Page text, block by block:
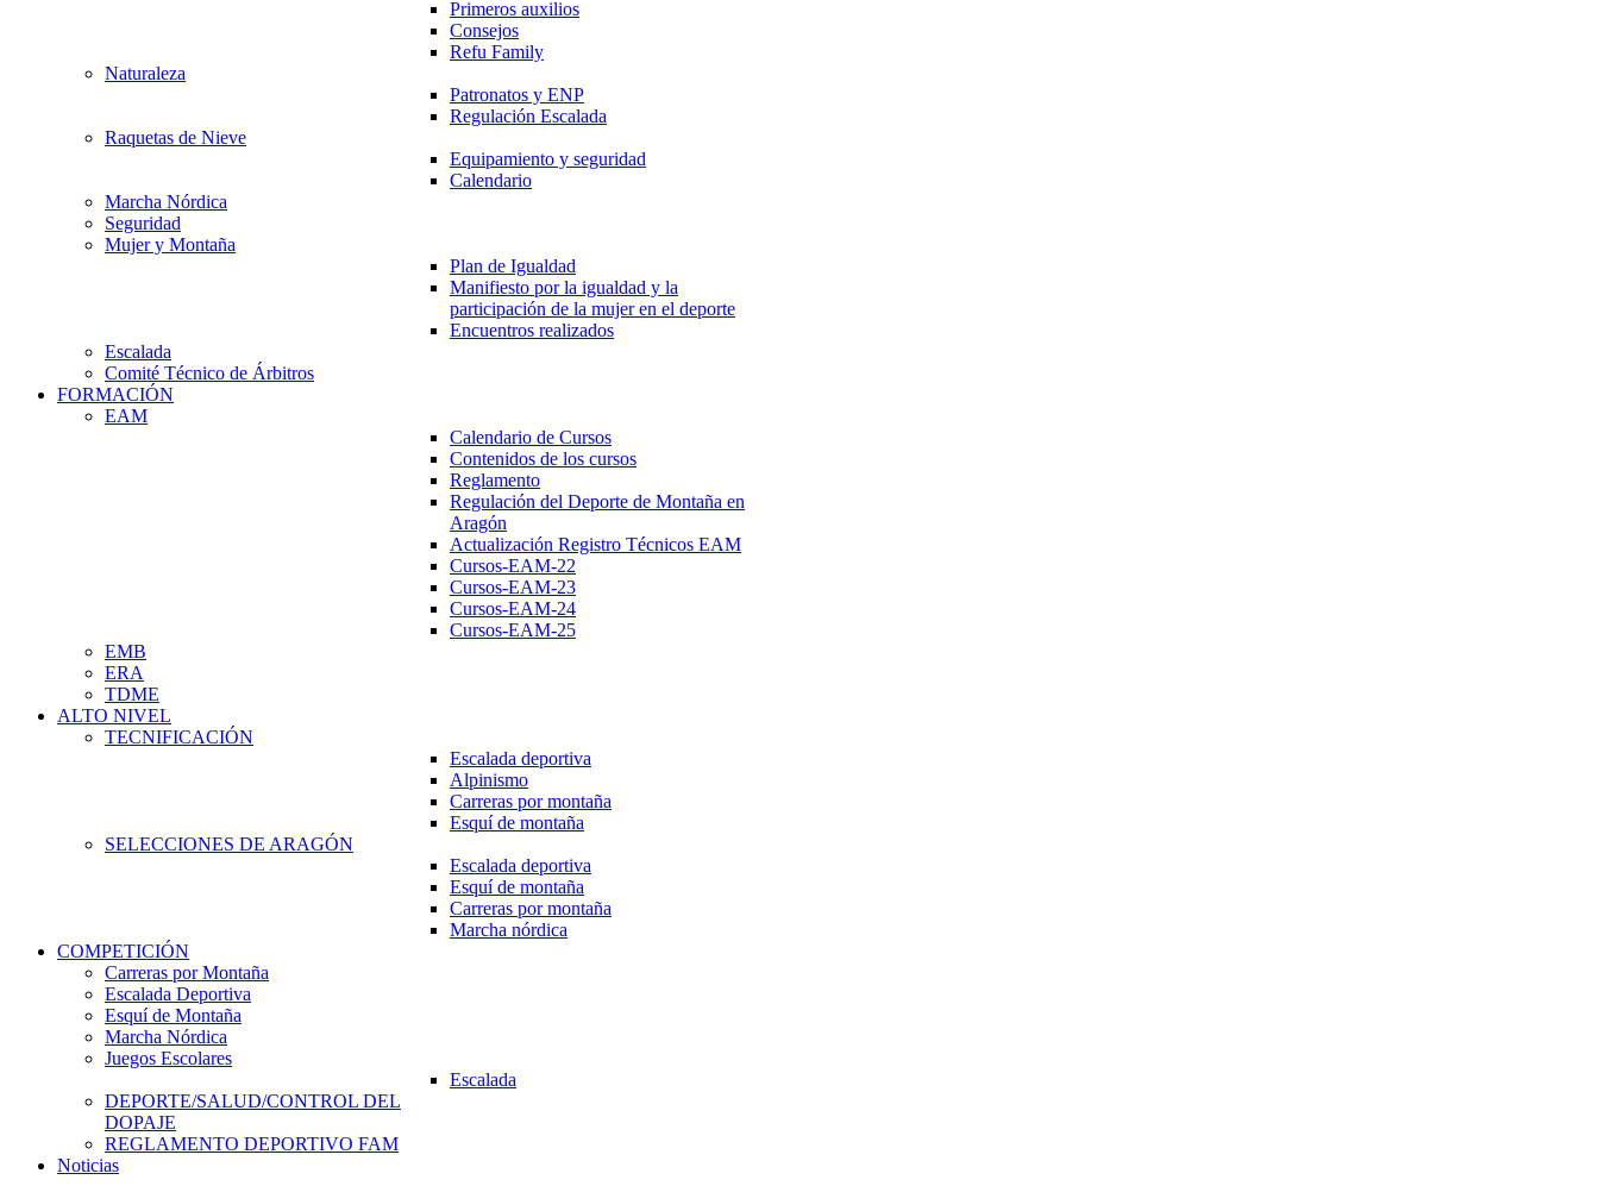
Primeros auxilios
Consejos
Refu Family
Naturaleza
Patronatos y ENP
Regulación Escalada
Raquetas de Nieve
Equipamiento y seguridad
Calendario
Marcha Nórdica
Seguridad
Mujer y Montaña
Plan de Igualdad
Manifiesto por la igualdad y la
participación de la mujer en el deporte
Encuentros realizados
Escalada
Comité Técnico de Árbitros
FORMACIÓN
EAM
Calendario de Cursos
Contenidos de los cursos
Reglamento
Regulación del Deporte de Montaña en
Aragón
Actualización Registro Técnicos EAM
Cursos-EAM-22
Cursos-EAM-23
Cursos-EAM-24
Cursos-EAM-25
EMB
ERA
TDME
ALTO NIVEL
TECNIFICACIÓN
Escalada deportiva
Alpinismo
Carreras por montaña
Esquí de montaña
SELECCIONES DE ARAGÓN
Escalada deportiva
Esquí de montaña
Carreras por montaña
Marcha nórdica
COMPETICIÓN
Carreras por Montaña
Escalada Deportiva
Esquí de Montaña
Marcha Nórdica
Juegos Escolares
Escalada
DEPORTE/SALUD/CONTROL DEL
DOPAJE
REGLAMENTO DEPORTIVO FAM
Noticias